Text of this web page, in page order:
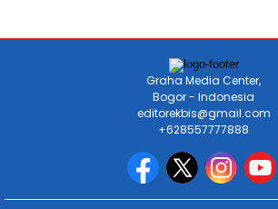
Graha Media Center,
Bogor - Indonesia
editorekbis@gmail.com
+628557777888